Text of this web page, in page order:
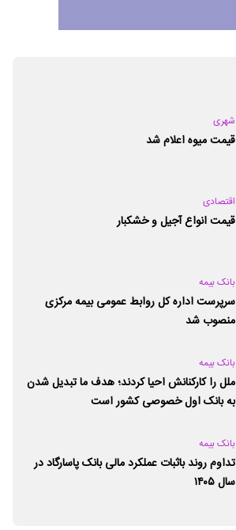
شهری
قیمت میوه اعلام شد
اقتصادی
قیمت انواع آجیل و خشکبار
بانک بیمه
سرپرست اداره کل روابط عمومی بیمه مرکزی
منصوب شد
بانک بیمه
ملل را کارکنانش احیا کردند؛ هدف ما تبدیل شدن
به بانک اول خصوصی کشور است
بانک بیمه
تداوم روند باثبات عملکرد مالی بانک پاسارگاد در
سال ۱۴۰۵